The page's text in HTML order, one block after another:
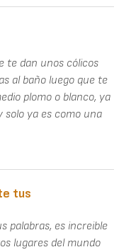
te dan unos cólicos
al baño luego que te
plomo o blanco, ya
solo ya es como una
tus
palabras, es increible
lugares del mundo